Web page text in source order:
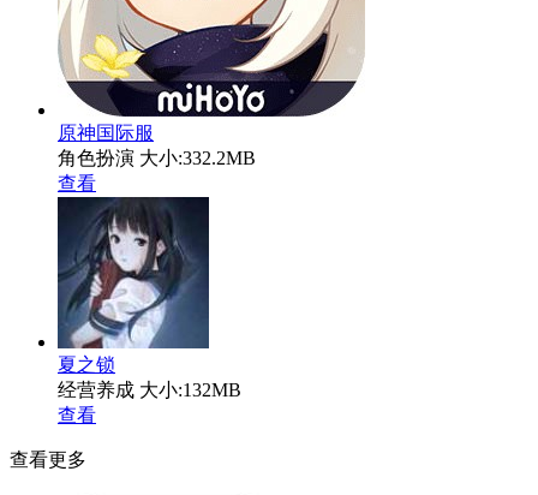
原神国际服
角色扮演 大小:332.2MB
查看
夏之锁
经营养成 大小:132MB
查看
查看更多